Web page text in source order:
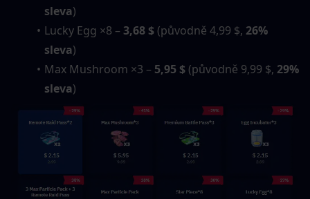
sleva)
Lucky Egg ×8 – 3,68 $ (původně 4,99 $, 26%
sleva)
Max Mushroom ×3 – 5,95 $ (původně 9,99 $, 29%
sleva)